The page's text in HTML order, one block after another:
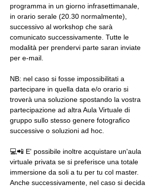
programma in un giorno infrasettimanale,
in orario serale (20.30 normalmente),
successivo al workshop che sarà
comunicato successivamente. Tutte le
modalità per prendervi parte saran inviate
per e-mail.
NB: nel caso si fosse impossibilitati a
partecipare in quella data e/o orario si
troverà una soluzione spostando la vostra
partecipazione ad altra Aula Virtuale di
gruppo sullo stesso genere fotografico
successive o soluzioni ad hoc.
💻📲 E' possibile inoltre acquistare un'aula
virtuale privata se si preferisce una totale
immersione da soli a tu per tu col master.
Anche successivamente, nel caso si decida